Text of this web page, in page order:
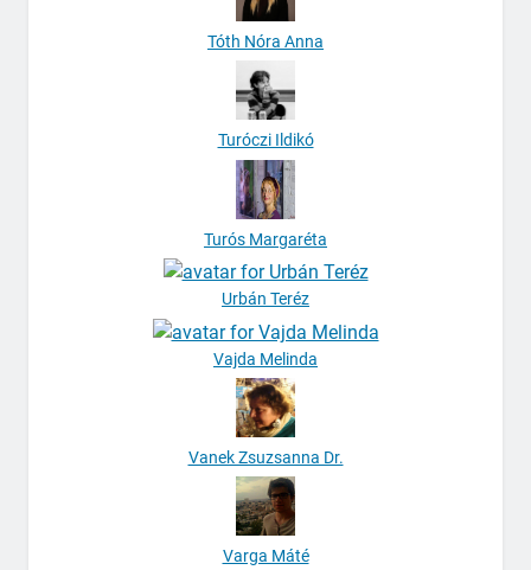
Tóth Nóra Anna
Turóczi Ildikó
Turós Margaréta
Urbán Teréz
Vajda Melinda
Vanek Zsuzsanna Dr.
Varga Máté